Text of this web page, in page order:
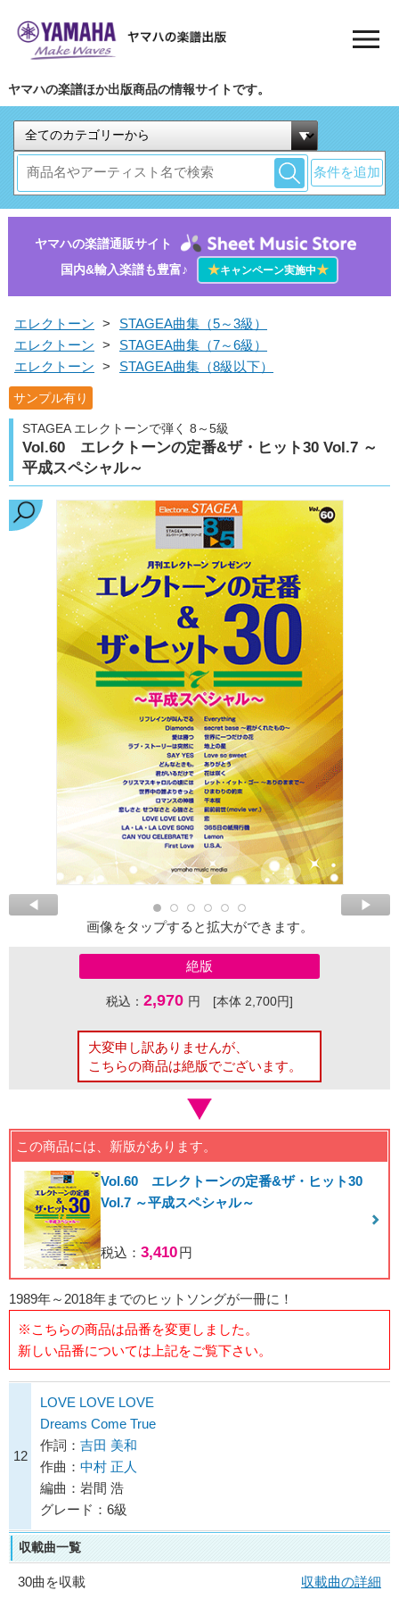
ヤマハの楽譜ほか出版商品の情報サイトです。
条件を追加
ヤマハの楽譜通販サイト
国内&輸入楽譜も豊富♪
★キャンペーン実施中★
エレクトーン >
STAGEA曲集（5～3級）
エレクトーン >
STAGEA曲集（7～6級）
エレクトーン > STAGEA曲集（8級以下）
サンプル有り
STAGEA エレクトーンで弾く 8～5級
Vol.60 エレクトーンの定番&ザ・ヒット30 Vol.7 ～
平成スペシャル～
画像をタップすると拡大ができます。
絶版
税込： 2,970 円 [本体 2,700円]
大変申し訳ありませんが、
こちらの商品は絶版でございます。
この商品には、新版があります。
Vol.60 エレクトーンの定番&ザ・ヒット30
Vol.7 ～平成スペシャル～
税込： 3,410円
1989年～2018年までのヒットソングが一冊に！
※こちらの商品は品番を変更しました。
新しい品番については上記をご覧下さい。
12
LOVE LOVE LOVE
Dreams Come True
作詞： 吉田 美和
作曲： 中村 正人
編曲：岩間 浩
グレード：6級
収載曲一覧
30曲を収載 収載曲の詳細